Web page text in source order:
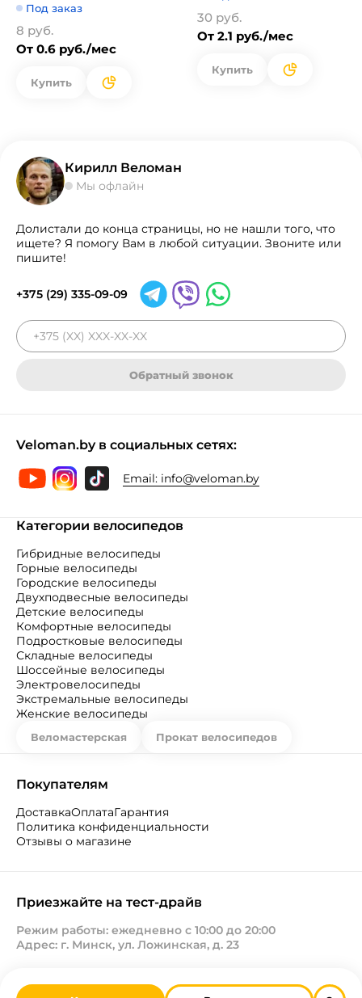
Под заказ
8 руб.
От 0.6 руб./мес
Купить
30 руб.
От 2.1 руб./мес
Купить
Кирилл Веломан
Мы офлайн
Долистали до конца страницы, но не нашли того, что
ищете? Я помогу Вам в любой ситуации. Звоните или
пишите!
+375 (29) 335-09-09
Обратный звонок
Veloman.by в социальных сетях:
Email: info@veloman.by
Категории велосипедов
Гибридные велосипеды
Горные велосипеды
Городские велосипеды
Двухподвесные велосипеды
Детские велосипеды
Комфортные велосипеды
Подростковые велосипеды
Складные велосипеды
Шоссейные велосипеды
Электровелосипеды
Экстремальные велосипеды
Женские велосипеды
Веломастерская Прокат велосипедов
Покупателям
ДоставкаОплатаГарантия
Политика конфиденциальности
Отзывы о магазине
Приезжайте на тест-драйв
Режим работы: ежедневно с 10:00 до 20:00
Адрес: г. Минск, ул. Ложинская, д. 23